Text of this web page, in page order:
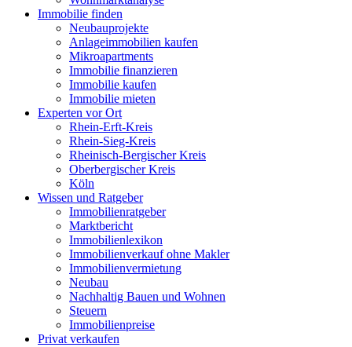
Immobilie finden
Neubauprojekte
Anlageimmobilien kaufen
Mikroapartments
Immobilie finanzieren
Immobilie kaufen
Immobilie mieten
Experten vor Ort
Rhein-Erft-Kreis
Rhein-Sieg-Kreis
Rheinisch-Bergischer Kreis
Oberbergischer Kreis
Köln
Wissen und Ratgeber
Immobilienratgeber
Marktbericht
Immobilienlexikon
Immobilienverkauf ohne Makler
Immobilienvermietung
Neubau
Nachhaltig Bauen und Wohnen
Steuern
Immobilienpreise
Privat verkaufen